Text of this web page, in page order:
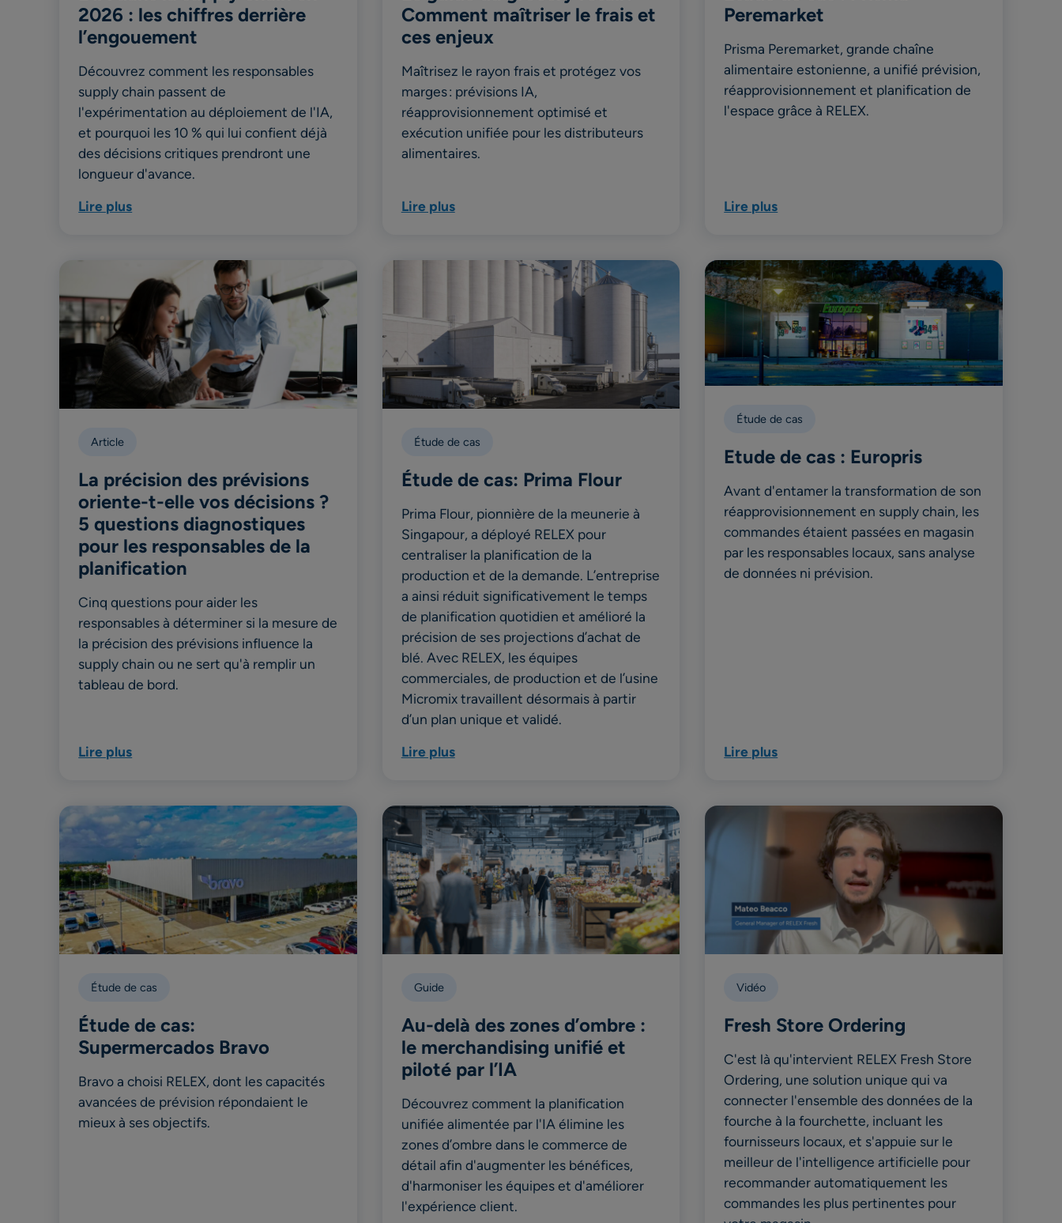
2026 : les chiffres derrière
l’engouement
Découvrez comment les responsables
supply chain passent de
l'expérimentation au déploiement de l'IA,
et pourquoi les 10 % qui lui confient déjà
des décisions critiques prendront une
longueur d'avance.
Lire plus
Comment maîtriser le frais et
ces enjeux
Maîtrisez le rayon frais et protégez vos
marges : prévisions IA,
réapprovisionnement optimisé et
exécution unifiée pour les distributeurs
alimentaires.
Lire plus
Peremarket
Prisma Peremarket, grande chaîne
alimentaire estonienne, a unifié prévision,
réapprovisionnement et planification de
l'espace grâce à RELEX.
Lire plus
Article
La précision des prévisions
oriente-t-elle vos décisions ?
5 questions diagnostiques
pour les responsables de la
planification
Cinq questions pour aider les
responsables à déterminer si la mesure de
la précision des prévisions influence la
supply chain ou ne sert qu'à remplir un
tableau de bord.
Lire plus
Étude de cas
Étude de cas: Prima Flour
Prima Flour, pionnière de la meunerie à
Singapour, a déployé RELEX pour
centraliser la planification de la
production et de la demande. L’entreprise
a ainsi réduit significativement le temps
de planification quotidien et amélioré la
précision de ses projections d’achat de
blé. Avec RELEX, les équipes
commerciales, de production et de l’usine
Micromix travaillent désormais à partir
d’un plan unique et validé.
Lire plus
Étude de cas
Etude de cas : Europris
Avant d'entamer la transformation de son
réapprovisionnement en supply chain, les
commandes étaient passées en magasin
par les responsables locaux, sans analyse
de données ni prévision.
Lire plus
Étude de cas
Étude de cas:
Supermercados Bravo
Bravo a choisi RELEX, dont les capacités
avancées de prévision répondaient le
mieux à ses objectifs.
Guide
Au-delà des zones d’ombre :
le merchandising unifié et
piloté par l’IA
Découvrez comment la planification
unifiée alimentée par l'IA élimine les
zones d’ombre dans le commerce de
détail afin d'augmenter les bénéfices,
d'harmoniser les équipes et d'améliorer
l'expérience client.
Vidéo
Fresh Store Ordering
C'est là qu'intervient RELEX Fresh Store
Ordering, une solution unique qui va
connecter l'ensemble des données de la
fourche à la fourchette, incluant les
fournisseurs locaux, et s'appuie sur le
meilleur de l'intelligence artificielle pour
recommander automatiquement les
commandes les plus pertinentes pour